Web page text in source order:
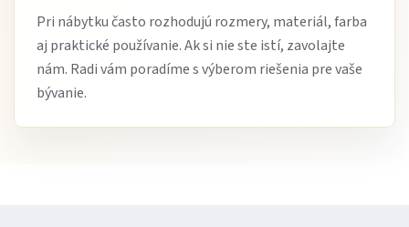
Pri nábytku často rozhodujú rozmery, materiál, farba
aj praktické používanie. Ak si nie ste istí, zavolajte
nám. Radi vám poradíme s výberom riešenia pre vaše
bývanie.